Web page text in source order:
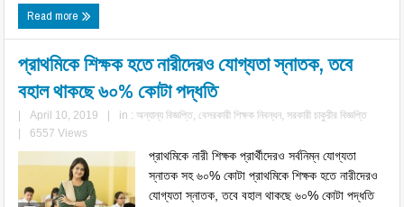
Read more
প্রাথমিকে শিক্ষক হতে নারীদেরও যোগ্যতা স্নাতক, তবে
বহাল থাকছে ৬০% কোটা পদ্ধতি
April 10, 2019 in :অন্যান্য বিজ্ঞপ্তি,বেসরকারী শিক্ষক নিবন্ধন,সরকারী চাকুরীর বিজ্ঞপ্তি
6557 Views
প্রাথমিকে নারী শিক্ষক প্রার্থীদেরও সর্বনিম্ন যোগ্যতা
স্নাতক সহ ৬০% কোটা প্রাথমিকে শিক্ষক হতে নারীদেরও
যোগ্যতা স্নাতক, তবে বহাল থাকছে ৬০% কোটা পদ্ধতি